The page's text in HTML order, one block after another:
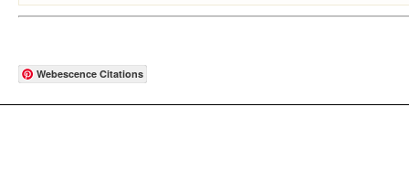
Webescence Citations